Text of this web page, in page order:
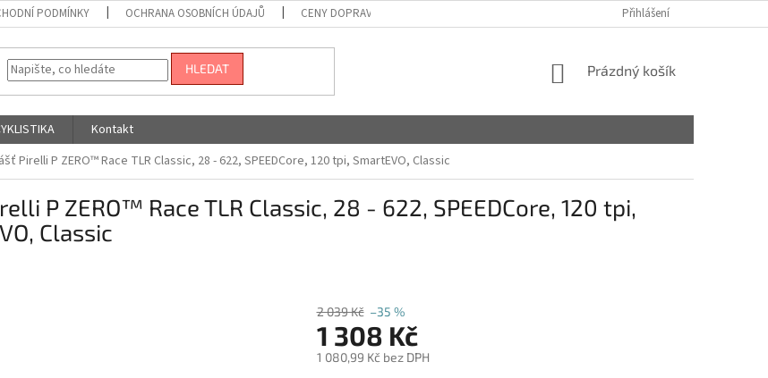
PODMÍNKY OCHRANA OSOBNÍCH ÚDAJŮ CENY DOPRAVY Přihlášení
HLEDAT
NÁKUPNÍ
Prázdný košík
Kontakt
Pirelli P ZERO™ Race TLR Classic, 28 - 622, SPEEDCore, 120 tpi, SmartEVO, Classic
P ZERO™ Race TLR Classic, 28 - 622, SPEEDCore, 120 tpi,
Classic
2 039 Kč –35 %
1 308 Kč
1 080,99 Kč bez DPH